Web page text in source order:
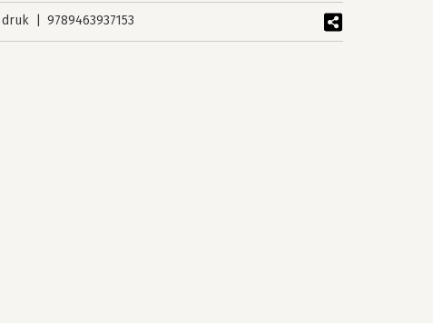
druk 9789463937153